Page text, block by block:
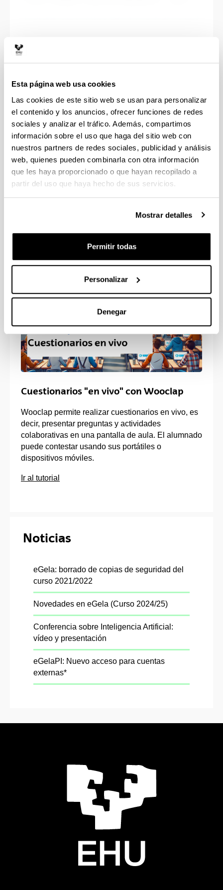
Esta página web usa cookies
Las cookies de este sitio web se usan para personalizar
el contenido y los anuncios, ofrecer funciones de redes
sociales y analizar el tráfico. Además, compartimos
información sobre el uso que haga del sitio web con
nuestros partners de redes sociales, publicidad y análisis
web, quienes pueden combinarla con otra información
que les haya proporcionado o que hayan recopilado a
partir del uso que haya hecho de sus servicios.
Mostrar detalles
Permitir todas
Personalizar
Denegar
Cambio de curso 2026/27
Contenidos de Interés
Cuestionarios "en vivo" con Wooclap
Wooclap permite realizar cuestionarios en vivo, es
decir, presentar preguntas y actividades
colaborativas en una pantalla de aula. El alumnado
puede contestar usando sus portátiles o
dispositivos móviles.
Ir al tutorial
Noticias
eGela: borrado de copias de seguridad del
curso 2021/2022
Novedades en eGela (Curso 2024/25)
Conferencia sobre Inteligencia Artificial:
vídeo y presentación
eGelaPI: Nuevo acceso para cuentas
externas*